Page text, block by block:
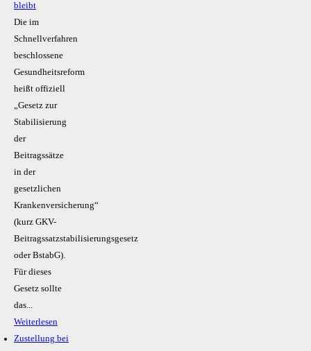
bleibt
Die im
Schnellverfahren
beschlossene
Gesundheitsreform
heißt offiziell
„Gesetz zur
Stabilisierung
der
Beitragssätze
in der
gesetzlichen
Krankenversicherung“
(kurz GKV-
Beitragssatzstabilisierungsgesetz
oder BstabG).
Für dieses
Gesetz sollte
das...
Weiterlesen
Zustellung bei